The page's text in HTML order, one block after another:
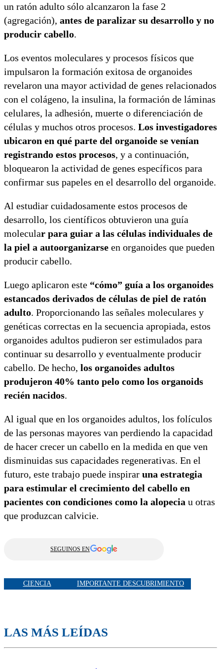
un ratón adulto sólo alcanzaron la fase 2
(agregación), antes de paralizar su desarrollo y no
producir cabello.
Los eventos moleculares y procesos físicos que
impulsaron la formación exitosa de organoides
revelaron una mayor actividad de genes relacionados
con el colágeno, la insulina, la formación de láminas
celulares, la adhesión, muerte o diferenciación de
células y muchos otros procesos. Los investigadores
ubicaron en qué parte del organoide se venían
registrando estos procesos, y a continuación,
bloquearon la actividad de genes específicos para
confirmar sus papeles en el desarrollo del organoide.
Al estudiar cuidadosamente estos procesos de
desarrollo, los científicos obtuvieron una guía
molecular para guiar a las células individuales de
la piel a autoorganizarse en organoides que pueden
producir cabello.
Luego aplicaron este “cómo” guía a los organoides
estancados derivados de células de piel de ratón
adulto. Proporcionando las señales moleculares y
genéticas correctas en la secuencia apropiada, estos
organoides adultos pudieron ser estimulados para
continuar su desarrollo y eventualmente producir
cabello. De hecho, los organoides adultos
produjeron 40% tanto pelo como los organoids
recién nacidos.
Al igual que en los organoides adultos, los folículos
de las personas mayores van perdiendo la capacidad
de hacer crecer un cabello en la medida en que ven
disminuidas sus capacidades regenerativas. En el
futuro, este trabajo puede inspirar una estrategia
para estimular el crecimiento del cabello en
pacientes con condiciones como la alopecia u otras
que produzcan calvicie.
SEGUINOS EN
CIENCIA IMPORTANTE DESCUBRIMIENTO
LAS MÁS LEÍDAS